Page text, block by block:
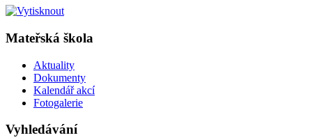
Mateřská škola
Aktuality
Dokumenty
Kalendář akcí
Fotogalerie
Vyhledávání